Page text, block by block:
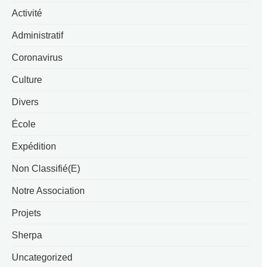
Activité
Administratif
Coronavirus
Culture
Divers
École
Expédition
Non Classifié(e)
Notre Association
Projets
Sherpa
Uncategorized